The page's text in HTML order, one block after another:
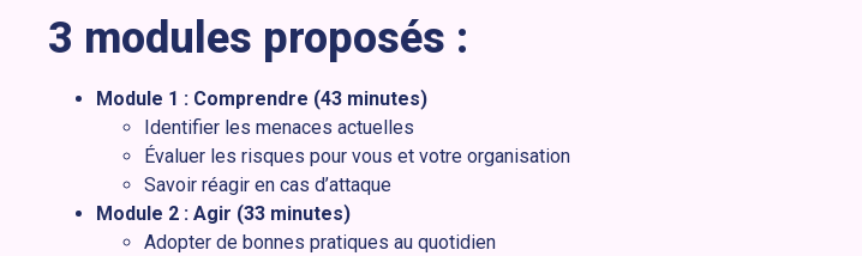
3 modules proposés :
Module 1 : Comprendre (43 minutes)
Identifier les menaces actuelles
Évaluer les risques pour vous et votre organisation
Savoir réagir en cas d’attaque
Module 2 : Agir (33 minutes)
Adopter de bonnes pratiques au quotidien